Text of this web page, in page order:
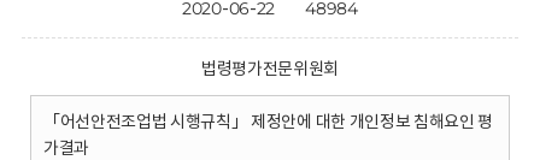
2020-06-22 48984
법령평가전문위원회
「어선안전조업법 시행규칙」 제정안에 대한 개인정보 침해요인 평
가결과